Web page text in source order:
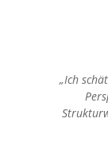
„Ich